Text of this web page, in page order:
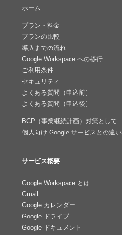
ホーム
プラン・料金
プランの比較
導入までの流れ
Google Workspace への移行
ご利用条件
セキュリティ
よくある質問（申込前）
よくある質問（申込後）
BCP（事業継続計画）対策として
個人向け Google サービスとの違い
サービス概要
Google Workspace とは
Gmail
Google カレンダー
Google ドライブ
Google ドキュメント